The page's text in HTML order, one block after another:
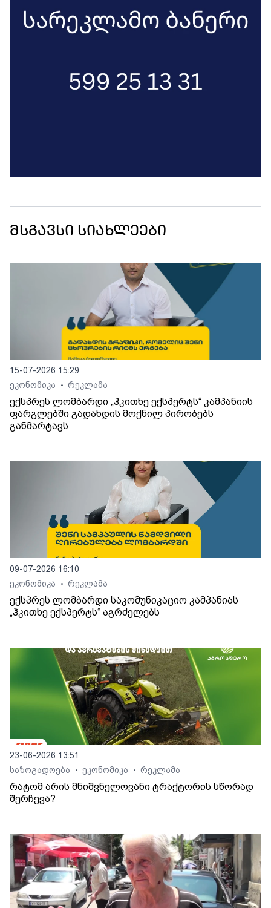
მსგავსი სიახლეები
15-07-2026 15:29
ეკონომიკა
• რეკლამა
ექსპრეს ლომბარდი „ჰკითხე ექსპერტს“ კამპანიის
ფარგლებში გადახდის მოქნილ პირობებს
განმარტავს
09-07-2026 16:10
ეკონომიკა
• რეკლამა
ექსპრეს ლომბარდი საკომუნიკაციო კამპანიას
„ჰკითხე ექსპერტს“ აგრძელებს
23-06-2026 13:51
საზოგადოება
• ეკონომიკა • რეკლამა
რატომ არის მნიშვნელოვანი ტრაქტორის სწორად
შერჩევა?